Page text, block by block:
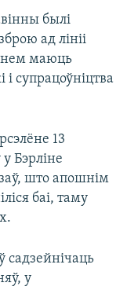
былі
ад лініі
маюць
і супрацоўніцтва
13
Бэрліне
што апошнім
баі, таму
садзейнічаць
у